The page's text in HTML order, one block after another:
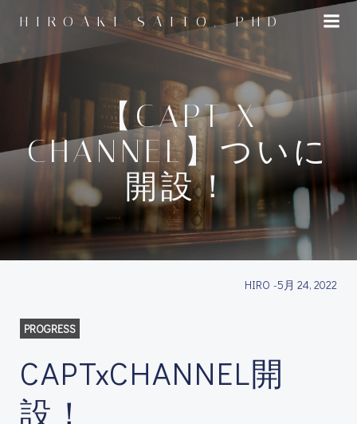
コ
ン
テ
ツ
へ
ス
キ
ッ
プ
HIROAKI SAITO, PHD
【CAPT X
CHANNEL】ついに
開設！
HIRO -5月 24, 2022
PROGRESS
CAPTxCHANNEL開
設！